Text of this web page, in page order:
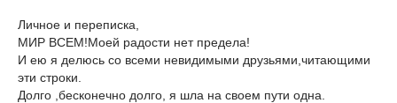
Личное и переписка,
МИР ВСЕМ!Моей радости нет предела!
И ею я делюсь со всеми невидимыми друзьями,читающими
эти строки.
Долго ,бесконечно долго, я шла на своем пути одна.